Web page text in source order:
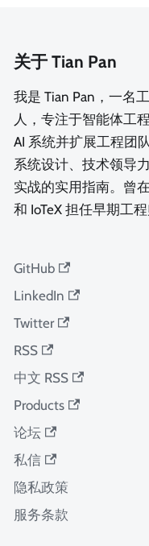
关于 Tian Pan
我是 Tian Pan，一名
人，专注于智能体工
AI 系统并扩展工程团
系统设计、技术领导
实战的实用指南。曾
和 IoTeX 担任早期工程
GitHub
LinkedIn
Twitter
RSS
中文 RSS
Products
论坛
私信
隐私政策
服务条款